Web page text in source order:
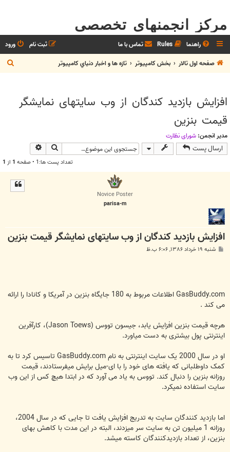
مرکز انجمنهای تخصصی
راهنما Rules تماس با ما ورود
ثبت نام
صفحه اول تالار
بخش كامپيوتر تازه ها و اخبار دنياي کامپيوتر
س
افزایش بازدید کندگان از وب سایتهای نمایشگر
قیمت بنزین
مدیر انجمن: شوراي نظارت
ارسال پست جستجو
تعداد پست ها:1 • صفحه 1 از 1
Novice Poster
parisa-m
افزایش بازدید کندگان از وب سایتهای نمایشگر قیمت بنزین
شنبه ۱۹ خرداد ۱۳۸۶, ۶:۰۶ ب.ظ
GasBuddy.com اطلاعات مربوط به 180 جایگاه بنزین در آمریکا و کانادا را ارائه
می کند .
هرچه قیمت بنزین افزایش یابد، جیسون تووس (Jason Toews)، کارآفرین
اینترنتی پول بیشتری به دست میاورد.
او در سال 2000 یک سایت اینترنتی به نام GasBuddy.com تاسیس کرد تا به
کمک داوطلبانی که یافته های خود را با ای-میل برایش میفرستادند، قیمت
روزانه بنزین را دنبال کند. تووس به یاد می آورد که در ابتدا هیچ کس از این وب
سایت استفاده نمیکرد.
اما بازدید کنندگان سایت به تدریج افزایش یافت تا جایی که در سال 2004،
روزانه 1 میلیون تن به سایت سر میزدند، البته در این مدت با کاهش بهای
بنزین، از تعداد بازدیدکنندگان کاسته میشد.